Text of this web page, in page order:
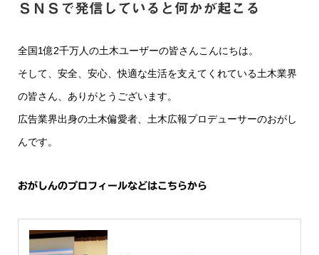
ＳＮＳで発信していると何かが起こる
全国1億2千万人の土木ユーザーの皆さんこんにちは。
そして、安全、安心、快適な生活を支えてくれている土木業界
の皆さん、ありがとうございます。
広告業界出身の土木偏愛者、土木広報プロデューサーのおがし
んです。
おがしんのプロフィールなどはこちらから